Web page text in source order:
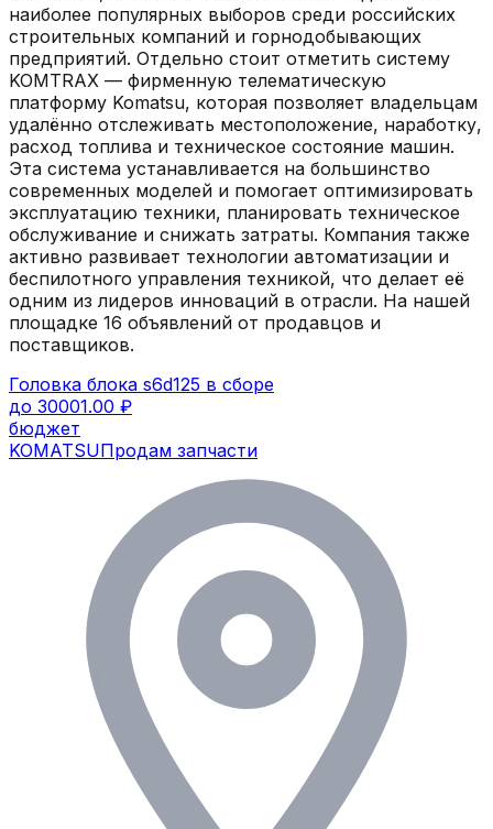
наиболее популярных выборов среди российских
строительных компаний и горнодобывающих
предприятий. Отдельно стоит отметить систему
KOMTRAX — фирменную телематическую
платформу Komatsu, которая позволяет владельцам
удалённо отслеживать местоположение, наработку,
расход топлива и техническое состояние машин.
Эта система устанавливается на большинство
современных моделей и помогает оптимизировать
эксплуатацию техники, планировать техническое
обслуживание и снижать затраты. Компания также
активно развивает технологии автоматизации и
беспилотного управления техникой, что делает её
одним из лидеров инноваций в отрасли. На нашей
площадке 16 объявлений от продавцов и
поставщиков.
Головка блока s6d125 в сборе
до 30001.00 ₽
бюджет
KOMATSUПродам запчасти